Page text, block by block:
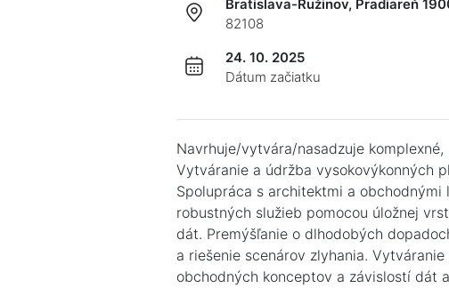
Bratislava-Ružinov, Pradiareň
82108
24. 10. 2025
Dátum začiatku
Navrhuje/vytvára/nasadzuje
Vytváranie a údržba vysokovýkonných
Spolupráca s architektmi a
robustných služieb pomocou úložnej
dát. Premýšľanie o dlhodobých
a riešenie scenárov zlyhania.
obchodných konceptov a závislostí dát